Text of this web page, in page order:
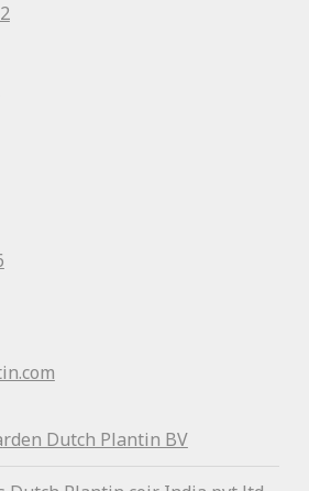
rden Dutch Plantin BV